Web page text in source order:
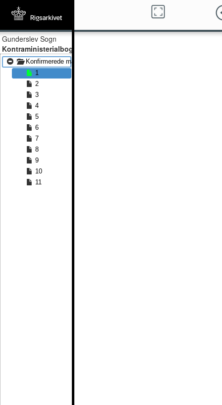
Gunderslev Sogn
Kontraministerialbog
Konfirmerede mænd 1876 - Konfirmerede mænd 1891
1
2
3
4
5
6
7
8
9
10
11